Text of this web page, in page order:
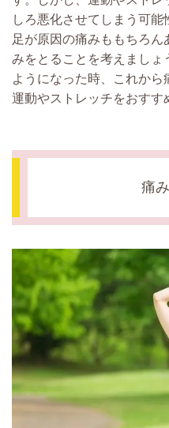
しろ悪化させてしまう可
足が原因の痛みももちろ
みをとることを考えましょ
ようになった時、これから
運動やストレッチをおすす
痛